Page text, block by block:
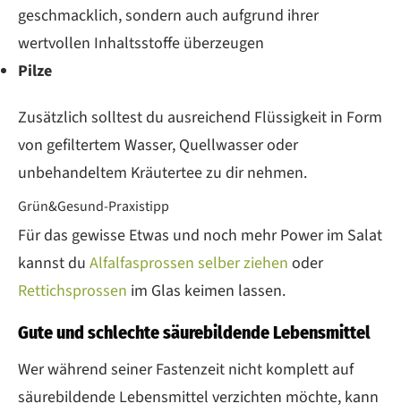
geschmacklich, sondern auch aufgrund ihrer
wertvollen Inhaltsstoffe überzeugen
Pilze
Zusätzlich solltest du ausreichend Flüssigkeit in Form
von gefiltertem Wasser, Quellwasser oder
unbehandeltem Kräutertee zu dir nehmen.
Grün&Gesund-Praxistipp
Für das gewisse Etwas und noch mehr Power im Salat
kannst du Alfalfasprossen selber ziehen oder
Rettichsprossen im Glas keimen lassen.
Gute und schlechte säurebildende Lebensmittel
Wer während seiner Fastenzeit nicht komplett auf
säurebildende Lebensmittel verzichten möchte, kann